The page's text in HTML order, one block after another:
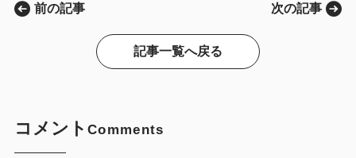
前の記事
記事一覧へ戻る
次の記事
コメント Comments